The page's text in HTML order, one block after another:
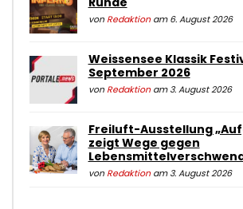
von Redaktionam 6. August 2026
Weissensee Klassik
September 2026
von Redaktionam 3. August 2026
Freiluft-Ausstellung
zeigt Wege gegen
von Redaktionam 3. August 2026